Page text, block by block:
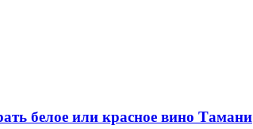
белое или красное вино Тамани